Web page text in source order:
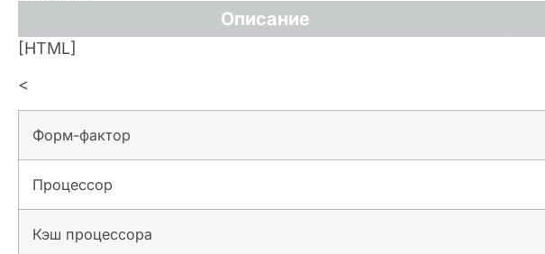
Описание
[HTML]
<
Форм-фактор
Процессор
Кэш процессора